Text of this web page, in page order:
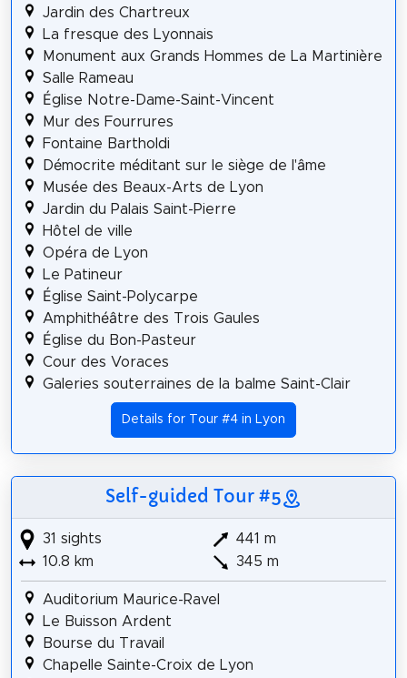
Jardin des Chartreux
La fresque des Lyonnais
Monument aux Grands Hommes de La Martinière
Salle Rameau
Église Notre-Dame-Saint-Vincent
Mur des Fourrures
Fontaine Bartholdi
Démocrite méditant sur le siège de l'âme
Musée des Beaux-Arts de Lyon
Jardin du Palais Saint-Pierre
Hôtel de ville
Opéra de Lyon
Le Patineur
Église Saint-Polycarpe
Amphithéâtre des Trois Gaules
Église du Bon-Pasteur
Cour des Voraces
Galeries souterraines de la balme Saint-Clair
Details for Tour #4 in Lyon
Self-guided Tour #5
31 sights
10.8 km
441 m
345 m
Auditorium Maurice-Ravel
Le Buisson Ardent
Bourse du Travail
Chapelle Sainte-Croix de Lyon